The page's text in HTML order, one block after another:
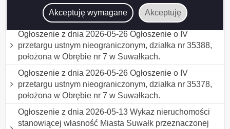
Akceptuję wymagane Akceptuję
przetargu ustnym nieograniczonym, działka nr
31946/16, położona w Obrębie nr 7 w Suwałkach.
Ogłoszenie z dnia 2026-05-26 Ogłoszenie o IV
przetargu ustnym nieograniczonym, działka nr 35388,
położona w Obrębie nr 7 w Suwałkach.
Ogłoszenie z dnia 2026-05-26 Ogłoszenie o IV
przetargu ustnym nieograniczonym, działka nr 35378,
położona w Obrębie nr 7 w Suwałkach.
Ogłoszenie z dnia 2026-05-13 Wykaz nieruchomości
stanowiącej własność Miasta Suwałk przeznaczonej